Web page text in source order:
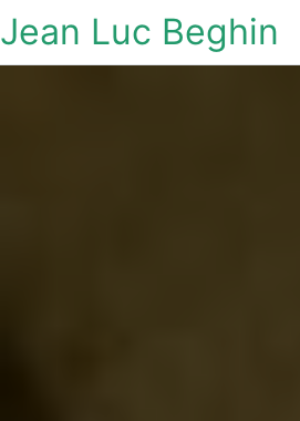
Jean Luc Beghin